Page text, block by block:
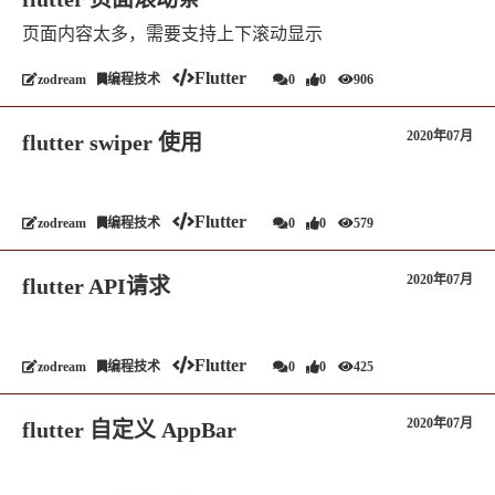
页面内容太多，需要支持上下滚动显示
zodream 编程技术 Flutter 0 0 906
flutter swiper 使用 2020年07月
zodream 编程技术 Flutter 0 0 579
flutter API请求 2020年07月
zodream 编程技术 Flutter 0 0 425
flutter 自定义 AppBar 2020年07月